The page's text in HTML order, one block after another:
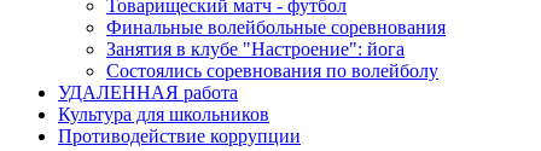
Товарищеский матч - футбол
Финальные волейбольные соревнования
Занятия в клубе "Настроение": йога
Состоялись соревнования по волейболу
УДАЛЕННАЯ работа
Культура для школьников
Противодействие коррупции